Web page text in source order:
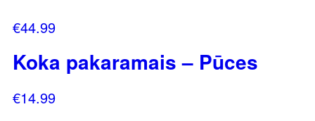
€44.99
Koka pakaramais – Pūces
€14.99